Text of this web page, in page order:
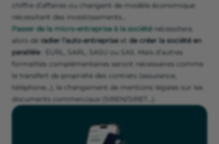
chiffre d’affaires ou changent de modèle économique
nécessitant des investissements...
Passer de la micro-entreprise à la sociéténécessitera
alors de radier l’auto-entrepriseet de créer la société en
parallèle: EURL, SARL, SASU ou SAS. Mais d’autres
formalités complémentaires seront nécessaires comme
le transfert de propriété des contrats (assurance,
téléphone...), le changement de mentions légales sur les
documents commerciaux (SIREN/SIRET...).